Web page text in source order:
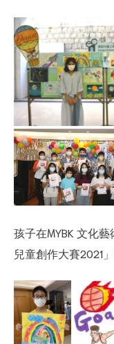
孩子在MYBK 文化
兒童創作大賽2021」